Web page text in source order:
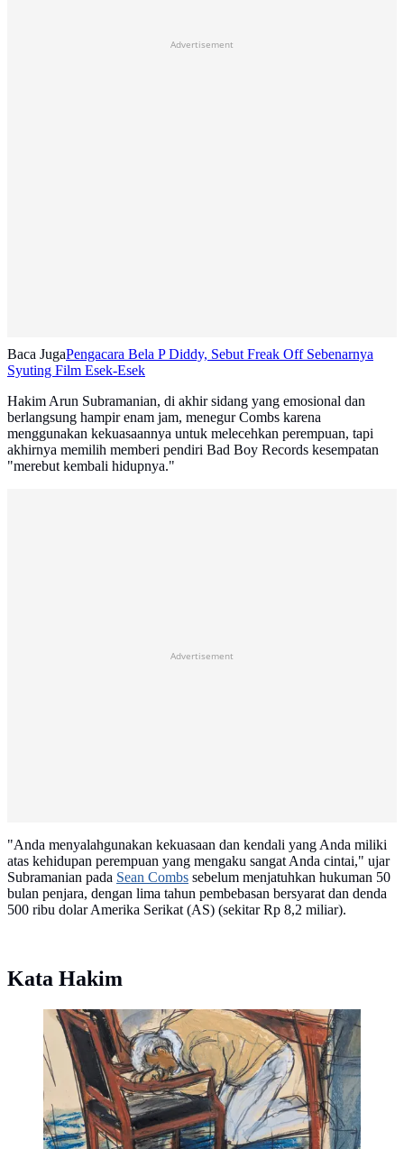
Advertisement
Baca JugaPengacara Bela P Diddy, Sebut Freak Off Sebenarnya
Syuting Film Esek-Esek
Hakim Arun Subramanian, di akhir sidang yang emosional dan
berlangsung hampir enam jam, menegur Combs karena
menggunakan kekuasaannya untuk melecehkan perempuan, tapi
akhirnya memilih memberi pendiri Bad Boy Records kesempatan
"merebut kembali hidupnya."
Advertisement
"Anda menyalahgunakan kekuasaan dan kendali yang Anda miliki
atas kehidupan perempuan yang mengaku sangat Anda cintai," ujar
Subramanian pada Sean Combs sebelum menjatuhkan hukuman 50
bulan penjara, dengan lima tahun pembebasan bersyarat dan denda
500 ribu dolar Amerika Serikat (AS) (sekitar Rp 8,2 miliar).
Kata Hakim
Sketsa sidang yang menggambarkan reaksi Diddy saat
mendengarkan putusan juri. (Elizabeth Williams via
AP)